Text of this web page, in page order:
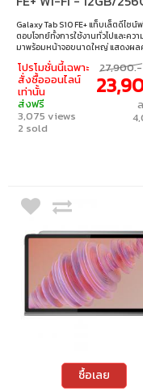
GRAY
Galaxy Tab S10 FE+ แท็บเล็ตดีไซน์
ตอบโจทย์ทั้งการใช้งานทั่วไปและคว
มาพร้อมหน้าจอขนาดใหญ่ แสดงผ
รองรับการใช้งานร่วมกับ S Pen ให้
ประสบการณ์ที่ลื่นไหล เหมาะสำหรั
งการแท็บเล็ตที่ครบครันในทุกด้าน •
จอแสดงผล: 13.1" • ซีพียู: Exynos
แรม/รอม: 12GB/256GB • ระบบปฏิบั
Android 15
โปรโมชั่นนี้เฉพาะ
สั่งซื้อออนไลน์
เท่านั้น
ส่งฟรี
3,075 views
2 sold
27,900.-
ซื้อเลย